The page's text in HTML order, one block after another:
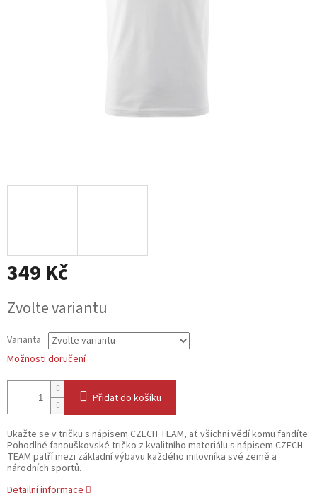
349 Kč
cena:
Zvolte variantu
Varianta
Možnosti doručení
Přidat do košíku
Ukažte se v tričku s nápisem CZECH TEAM, ať všichni vědí komu fandíte.
Pohodlné fanouškovské tričko z kvalitního materiálu s nápisem CZECH
TEAM patří mezi základní výbavu každého milovníka své země a
národních sportů.
Detailní informace